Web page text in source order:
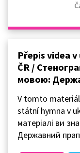
Přepis videa
ČR /
мовою:
V tomto
státní hymna v
матеріалі ви
Державний